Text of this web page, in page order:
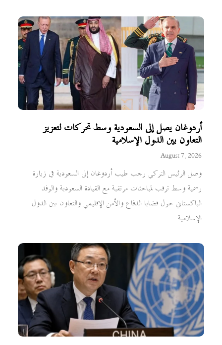
أردوغان يصل إلى السعودية وسط تحركات لتعزيز
التعاون بين الدول الإسلامية
August 7, 2026
وصل الرئيس التركي رجب طيب أردوغان إلى السعودية في زيارة
رسمية وسط ترقب لمباحثات مرتقبة مع القيادة السعودية والوفد
الباكستاني حول قضايا الدفاع والأمن الإقليمي والتعاون بين الدول
الإسلامية